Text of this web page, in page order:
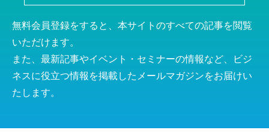
無料会員登録をすると、本サイトのすべての記事を閲覧
いただけます。
また、最新記事やイベント・セミナーの情報など、ビジ
ネスに役立つ情報を掲載したメールマガジンをお届けい
たします。